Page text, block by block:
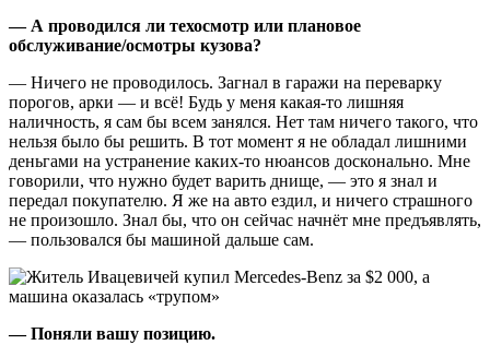
— А проводился ли техосмотр или плановое
обслуживание/осмотры кузова?
— Ничего не проводилось. Загнал в гаражи на переварку
порогов, арки — и всё! Будь у меня какая-то лишняя
наличность, я сам бы всем занялся. Нет там ничего такого, что
нельзя было бы решить. В тот момент я не обладал лишними
деньгами на устранение каких-то нюансов досконально. Мне
говорили, что нужно будет варить днище, — это я знал и
передал покупателю. Я же на авто ездил, и ничего страшного
не произошло. Знал бы, что он сейчас начнёт мне предъявлять,
— пользовался бы машиной дальше сам.
— Поняли вашу позицию.